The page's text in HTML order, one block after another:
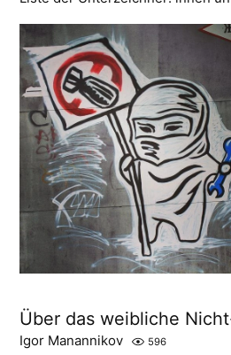
Über das weibliche
Igor Manannikov 596